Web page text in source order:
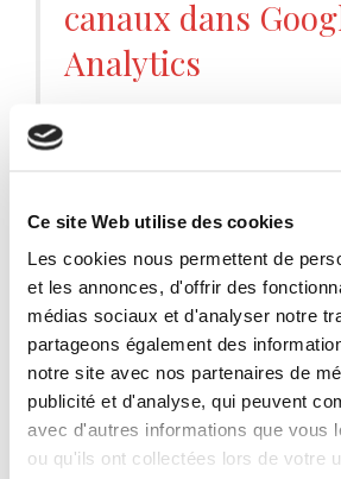
Ce site Web utilise des cookies
Les cookies nous permettent de
et les annonces, d'offrir des
médias sociaux et d'analyser notre
partageons également des
notre site avec nos partenaires de
publicité et d'analyse, qui peuvent
avec d'autres informations que vous
ou qu'ils ont collectées lors de votre
canaux dans
Analytics
leads) ont été analysé uniquement au
signifie que vous attribuez la totalité
l’objectif au dernier levier. Cette vision,
en voie de disparition au profit de
vision […]
Lire la suite...
Analytics google analytics